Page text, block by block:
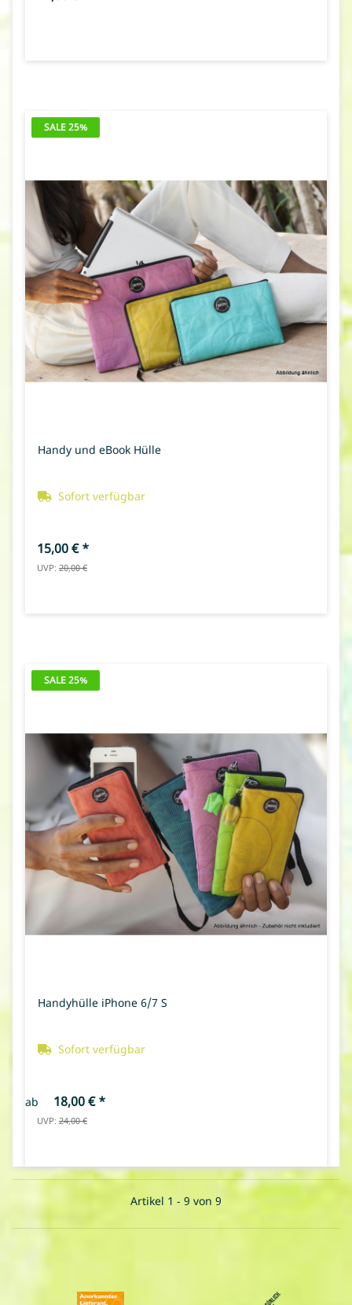
SALE 25%
Handy und eBook Hülle
Sofort verfügbar
15,00 €*
UVP: 20,00 €
SALE 25%
Handyhülle iPhone 6/7 S
Sofort verfügbar
ab 18,00 €*
UVP: 24,00 €
Artikel 1 - 9 von 9